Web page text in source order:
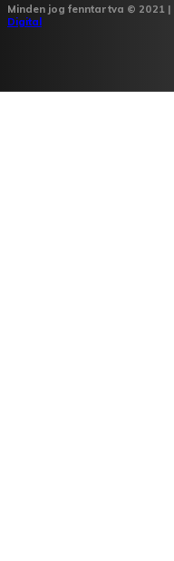
Minden jog fenntartva © 2021 |
Digital